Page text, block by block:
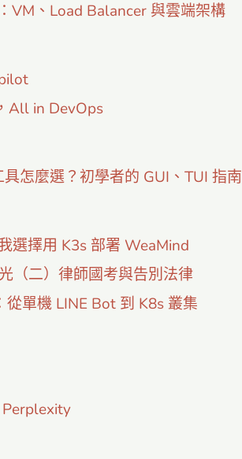
VM、Load Balancer 與雲端架構
All in DevOps
怎麼選？初學者的 GUI、TUI 指南
選擇用 K3s 部署 WeaMind
（二）律師國考與告別法律
單機 LINE Bot 到 K8s 叢集